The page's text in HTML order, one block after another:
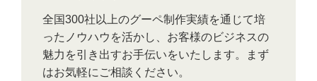
全国300社以上のグーペ制作実績を通じて培
ったノウハウを活かし、お客様のビジネスの
魅力を引き出すお手伝いをいたします。まず
はお気軽にご相談ください。